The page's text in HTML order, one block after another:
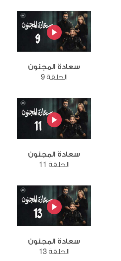
سعادة المجنون
الحلقة 9
سعادة المجنون
الحلقة 11
سعادة المجنون
الحلقة 13